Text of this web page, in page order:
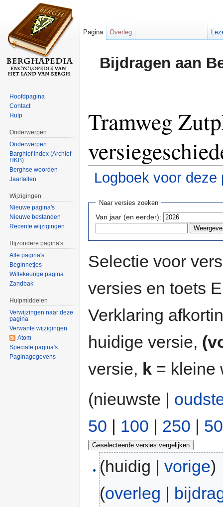
Bijdragen aan
Tramweg
Logboek voor deze
Naar versies zoeken
Van jaar (en eerder):
Selectie voor
versies en toets
Verklaring
huidige versie,
versie, k = kleine
(nieuwste |
50 | 100 | 250 |
(huidig |vorige)
(overleg |
Pagina Overleg
Hoofdpagina
Contact
Hulp
Onderwerpen
Onderwerpen
Barghief Index (Archief
HKB)
Berghse woorden
Jaartallen
Wijzigingen
Nieuwe pagina's
Nieuwe bestanden
Recente wijzigingen
Bijzondere pagina's
Alle pagina's
Beginnetjes
Willekeurige pagina
Zandbak
Hulpmiddelen
Verwijzingen naar deze
pagina
Verwante wijzigingen
Atom
Speciale pagina's
Paginagegevens